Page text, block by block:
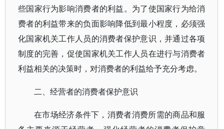
些国家行为影响消费者的利益。为了使国家行为给消
费者的利益带来的负面影响降低到最小程度，必须强
化国家机关工作人员的消费者保护意识，并通过各项
制度的完善，促使国家机关工作人员在进行与消费者
利益相关的决策时，对消费者的利益给予充分考虑。
二、经营者的消费者保护意识
在市场经济条件下，消费者消费所需的商品和服